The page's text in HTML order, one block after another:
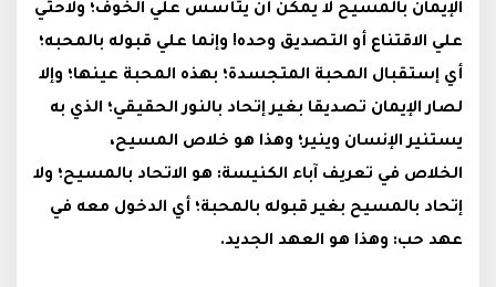
الإيمان بالمسيح لا يمكن أن يتأسس علي الخوف؛ ولاحتي
علي الاقتناع أو التصديق وحده! وإنما علي قبوله بالمحبه؛
أي إستقبال المحبة المتجسدة؛ بهذه المحبة عينها؛ وإلا
لصار الإيمان تصديقا بغير إتحاد بالنور الحقيقي؛ الذي به
يستنير الإنسان وينير؛ وهذا هو خلاص المسيح،
الخلاص في تعريف آباء الكنيسة: هو الاتحاد بالمسيح؛ ولا
إتحاد بالمسيح بغير قبوله بالمحبة؛ أي الدخول معه في
عهد حب: وهذا هو العهد الجديد.